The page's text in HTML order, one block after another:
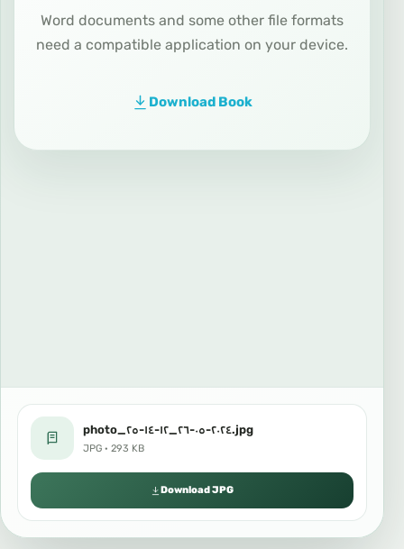
Word documents and some other file formats
need a compatible application on your device.
Download Book
photo_٢٠٢٤-٠٥-٢٦_١٢-١٤-٢٥.jpg
JPG · 293 KB
Download JPG